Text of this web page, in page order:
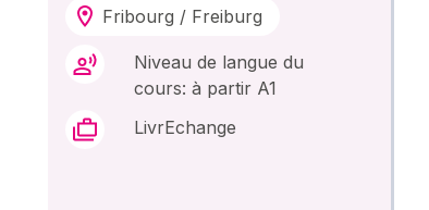
Fribourg / Freiburg
Niveau de langue du
cours: à partir A1
LivrEchange